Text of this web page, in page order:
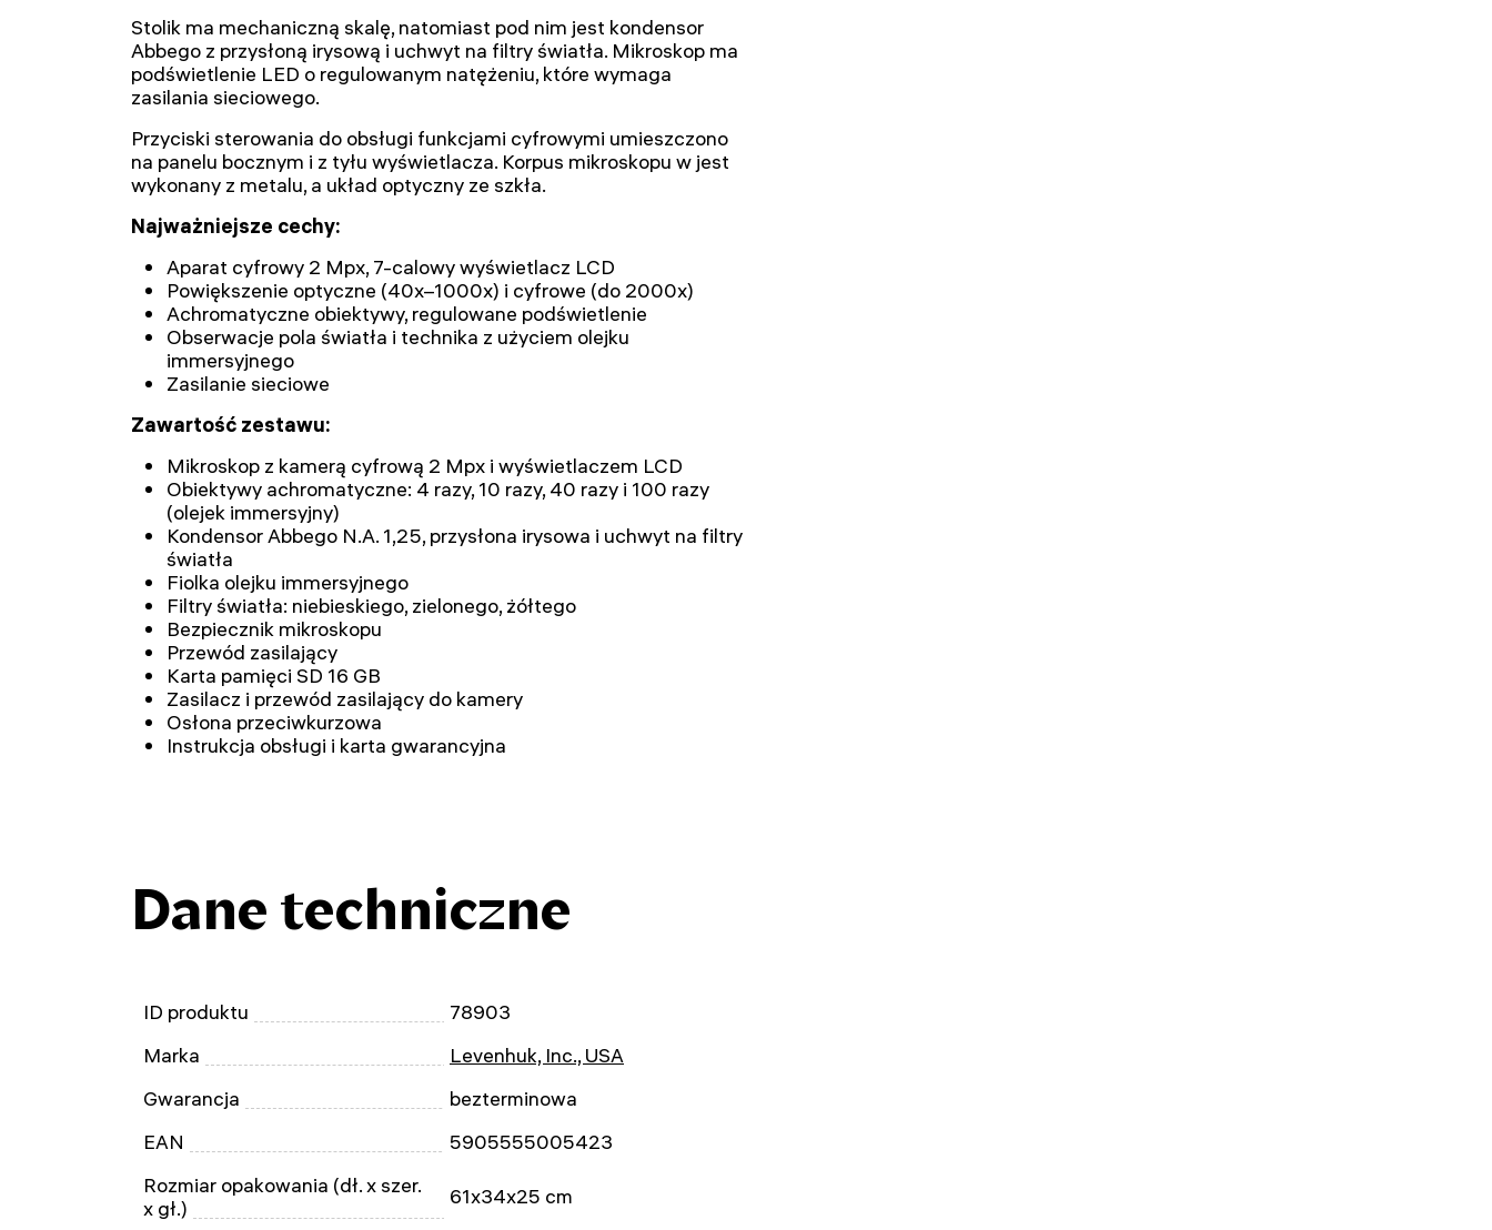
Stolik ma mechaniczną skalę, natomiast pod nim jest kondensor
Abbego z przysłoną irysową i uchwyt na filtry światła. Mikroskop ma
podświetlenie LED o regulowanym natężeniu, które wymaga
zasilania sieciowego.
Przyciski sterowania do obsługi funkcjami cyfrowymi umieszczono
na panelu bocznym i z tyłu wyświetlacza. Korpus mikroskopu w jest
wykonany z metalu, a układ optyczny ze szkła.
Najważniejsze cechy:
Aparat cyfrowy 2 Mpx, 7-calowy wyświetlacz LCD
Powiększenie optyczne (40x–1000x) i cyfrowe (do 2000x)
Achromatyczne obiektywy, regulowane podświetlenie
Obserwacje pola światła i technika z użyciem olejku
immersyjnego
Zasilanie sieciowe
Zawartość zestawu:
Mikroskop z kamerą cyfrową 2 Mpx i wyświetlaczem LCD
Obiektywy achromatyczne: 4 razy, 10 razy, 40 razy i 100 razy
(olejek immersyjny)
Kondensor Abbego N.A. 1,25, przysłona irysowa i uchwyt na filtry
światła
Fiolka olejku immersyjnego
Filtry światła: niebieskiego, zielonego, żółtego
Bezpiecznik mikroskopu
Przewód zasilający
Karta pamięci SD 16 GB
Zasilacz i przewód zasilający do kamery
Osłona przeciwkurzowa
Instrukcja obsługi i karta gwarancyjna
Dane techniczne
ID produktu
78903
Marka
Levenhuk, Inc., USA
Gwarancja
bezterminowa
EAN
5905555005423
Rozmiar opakowania (dł. x szer.
x gł.)
61x34x25 cm